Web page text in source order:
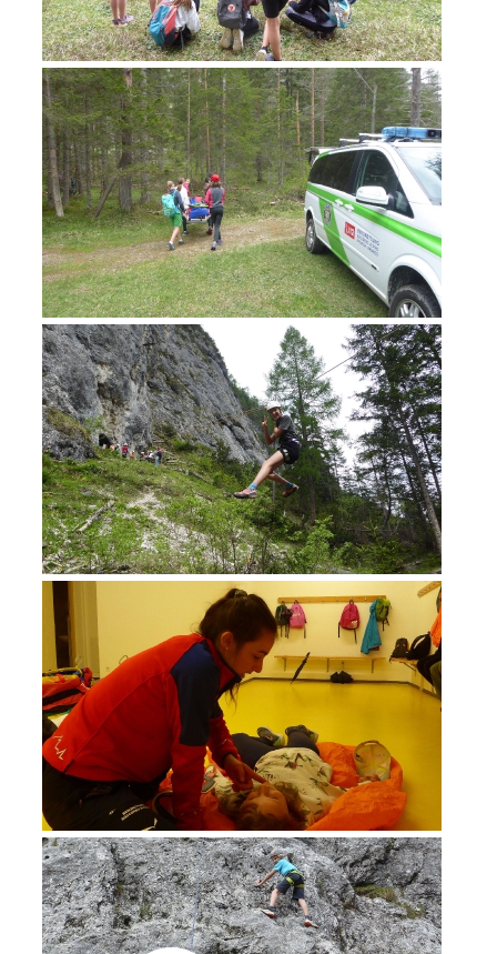
Rapporti annuali
DIVENTARE VOLONTARI
Appartenenza